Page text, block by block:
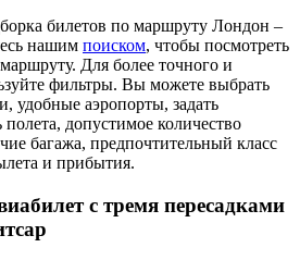
билетов по маршруту Лондон –
нашим поиском, чтобы посмотреть
Для более точного и
фильтры. Вы можете выбрать
удобные аэропорты, задать
допустимое количество
багажа, предпочтительный класс
и прибытия.
с тремя пересадками